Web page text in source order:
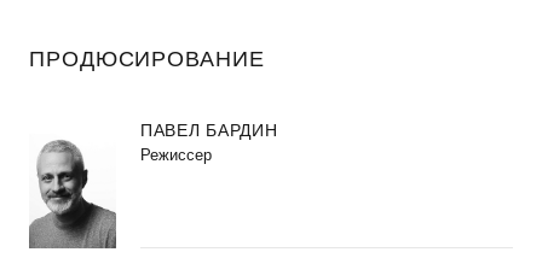
ПРОДЮСИРОВАНИЕ
ПАВЕЛ БАРДИН
Режиссер